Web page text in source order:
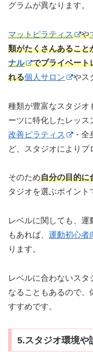
グラムが異なります。
マットピラティス や
類がたくさんあること
ナル
でプライベート
れる個人サロン やス
種類が豊富なスタジオ
ーツに特化したレッス
改善ピラティス
・
ど、スタジオによりプ
そのため自分の目的に
タジオを選ぶポイント
レベルに関しても、運
もあれば、 運動初心者
ります。
レベルに合わないスタ
なることもあるので、
すすめです。
5.スタジオ環境や